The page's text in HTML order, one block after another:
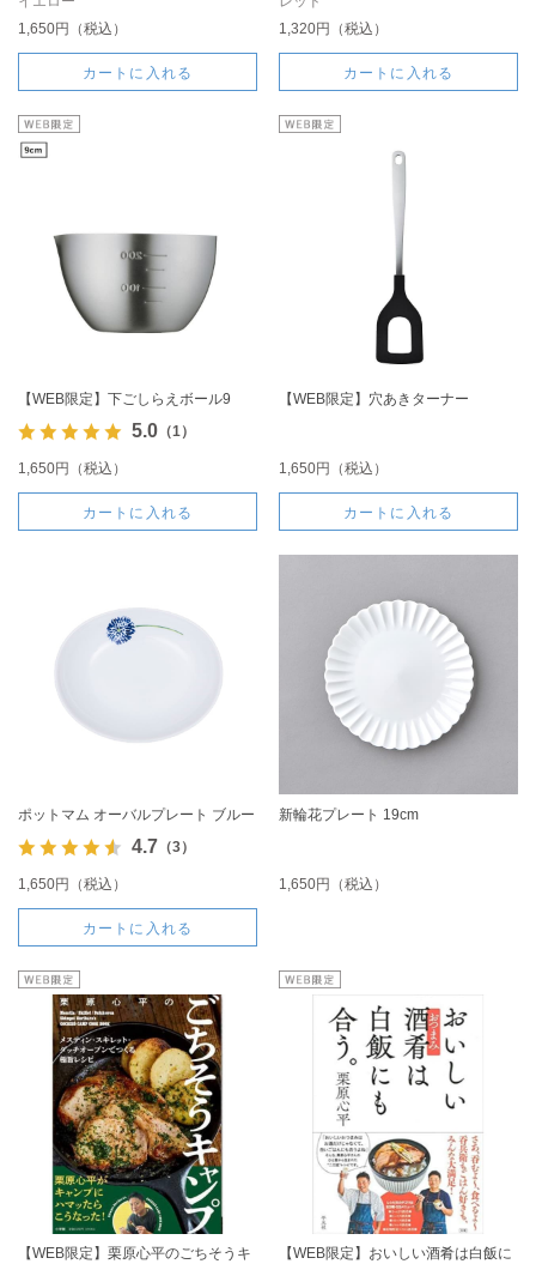
1,650円（税込）
カートに入れる
1,320円（税込）
カートに入れる
【WEB限定】下ごしらえボール9
5.0（1）
1,650円（税込）
カートに入れる
【WEB限定】穴あきターナー
1,650円（税込）
カートに入れる
ポットマム オーバルプレート ブルー
4.7 （3）
1,650円（税込）
カートに入れる
新輪花プレート 19cm
1,650円（税込）
【WEB限定】栗原心平のごちそうキ
【WEB限定】おいしい酒肴は白飯に